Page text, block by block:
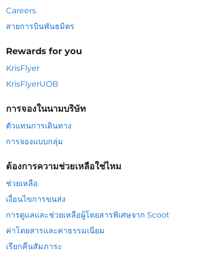
Careers
สายการบินพันธมิตร
Rewards for you
KrisFlyer
KrisFlyerUOB
การจองในนามบริษัท
ตัวแทนการเดินทาง
การจองแบบกลุ่ม
ต้องการความช่วยเหลือใช่ไหม
ช่วยเหลือ
เงื่อนไขการขนส่ง
การดูแลและช่วยเหลือผู้โดยสารพิเศษจาก Scoot
ค่าโดยสารและค่าธรรมเนียม
เรียกคืนสัมภาระ